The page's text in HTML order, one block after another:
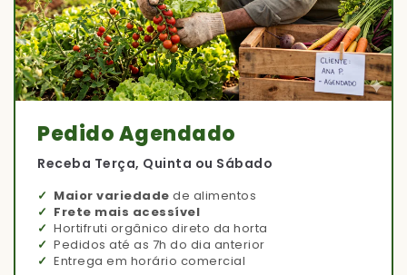
Pedido Agendado
Receba Terça, Quinta ou Sábado
Maior variedade de alimentos
Frete mais acessível
Hortifruti orgânico direto da horta
Pedidos até as 7h do dia anterior
Entrega em horário comercial